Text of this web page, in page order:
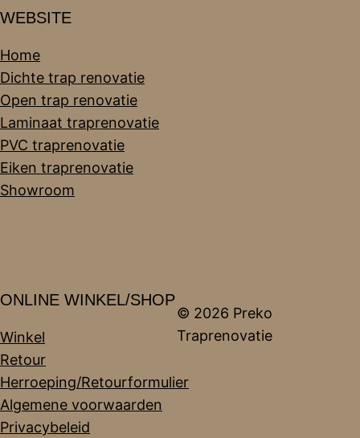
WEBSITE
Home
Dichte trap renovatie
Open trap renovatie
Laminaat traprenovatie
PVC traprenovatie
Eiken traprenovatie
Showroom
ONLINE WINKEL/SHOP
Winkel
Retour
Herroeping/Retourformulier
Algemene voorwaarden
Privacybeleid
© 2026 Preko
Traprenovatie